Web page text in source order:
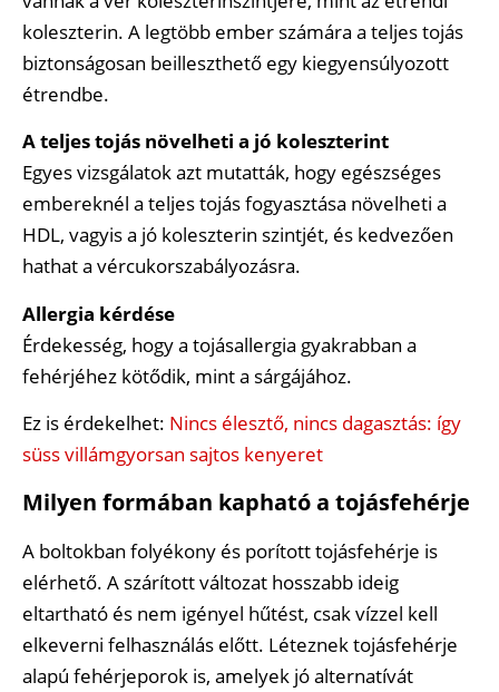
koleszterin. A legtöbb ember számára a teljes tojás
biztonságosan beilleszthető egy kiegyensúlyozott
étrendbe.
A teljes tojás növelheti a jó koleszterint
Egyes vizsgálatok azt mutatták, hogy egészséges
embereknél a teljes tojás fogyasztása növelheti a
HDL, vagyis a jó koleszterin szintjét, és kedvezően
hathat a vércukorszabályozásra.
Allergia kérdése
Érdekesség, hogy a tojásallergia gyakrabban a
fehérjéhez kötődik, mint a sárgájához.
Ez is érdekelhet: Nincs élesztő, nincs dagasztás: így
süss villámgyorsan sajtos kenyeret
Milyen formában kapható a tojásfehérje
A boltokban folyékony és porított tojásfehérje is
elérhető. A szárított változat hosszabb ideig
eltartható és nem igényel hűtést, csak vízzel kell
elkeverni felhasználás előtt. Léteznek tojásfehérje
alapú fehérjeporok is, amelyek jó alternatívát